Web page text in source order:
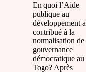
En quoi l’Aide
publique au
développement a
contribué à la
normalisation de
gouvernance
démocratique au
Togo? Après